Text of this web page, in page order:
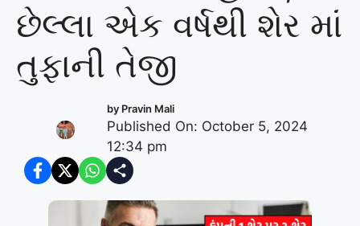
છેલ્લા એક વર્ષથી શેર માં
તુફાની તેજી
by Pravin Mali
Published On: October 5, 2024
12:34 pm